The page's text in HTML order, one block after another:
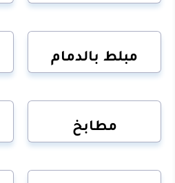
مبلط بالدمام
مطابخ